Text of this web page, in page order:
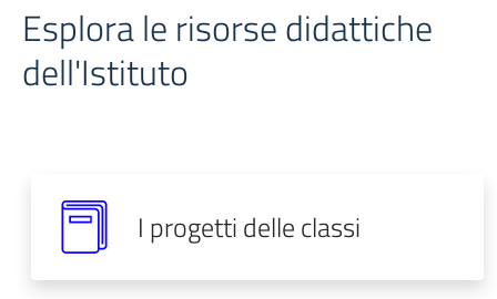
Esplora le risorse didattiche
dell'Istituto
I progetti delle classi